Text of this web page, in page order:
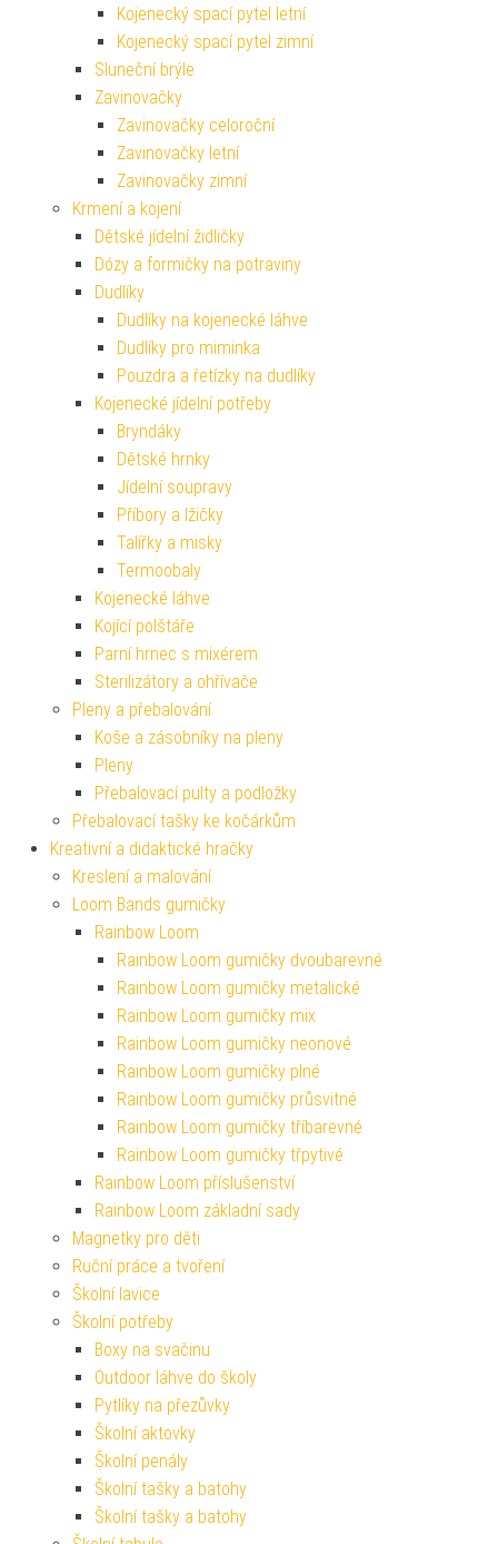
Kojenecký spací pytel letní
Kojenecký spací pytel zimní
Sluneční brýle
Zavinovačky
Zavinovačky celoroční
Zavinovačky letní
Zavinovačky zimní
Krmení a kojení
Dětské jídelní židličky
Dózy a formičky na potraviny
Dudlíky
Dudlíky na kojenecké láhve
Dudlíky pro miminka
Pouzdra a řetízky na dudlíky
Kojenecké jídelní potřeby
Bryndáky
Dětské hrnky
Jídelní soupravy
Příbory a lžičky
Talířky a misky
Termoobaly
Kojenecké láhve
Kojící polštáře
Parní hrnec s mixérem
Sterilizátory a ohřívače
Pleny a přebalování
Koše a zásobníky na pleny
Pleny
Přebalovací pulty a podložky
Přebalovací tašky ke kočárkům
Kreativní a didaktické hračky
Kreslení a malování
Loom Bands gumičky
Rainbow Loom
Rainbow Loom gumičky dvoubarevné
Rainbow Loom gumičky metalické
Rainbow Loom gumičky mix
Rainbow Loom gumičky neonové
Rainbow Loom gumičky plné
Rainbow Loom gumičky průsvitné
Rainbow Loom gumičky tříbarevné
Rainbow Loom gumičky třpytivé
Rainbow Loom příslušenství
Rainbow Loom základní sady
Magnetky pro děti
Ruční práce a tvoření
Školní lavice
Školní potřeby
Boxy na svačinu
Outdoor láhve do školy
Pytlíky na přezůvky
Školní aktovky
Školní penály
Školní tašky a batohy
Školní tašky a batohy